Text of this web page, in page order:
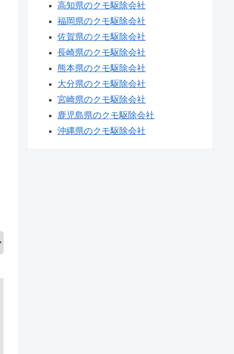
高知県のクモ駆除会社
福岡県のクモ駆除会社
佐賀県のクモ駆除会社
長崎県のクモ駆除会社
熊本県のクモ駆除会社
大分県のクモ駆除会社
宮崎県のクモ駆除会社
鹿児島県のクモ駆除会社
沖縄県のクモ駆除会社